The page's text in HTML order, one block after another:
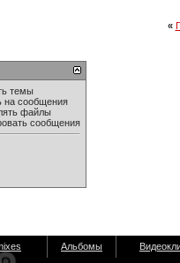
«
темы
на сообщения
файлы
сообщения
Альбомы